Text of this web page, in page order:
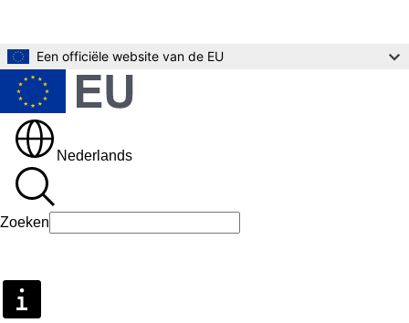
Een officiële website van de EU
Nederlands
Zoeken